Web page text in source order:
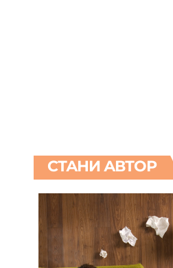
СТАНИ АВТОР